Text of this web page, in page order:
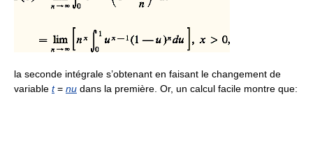
la seconde intégrale s’obtenant en faisant le changement de
variable t= nu dans la première. Or, un calcul facile montre que: